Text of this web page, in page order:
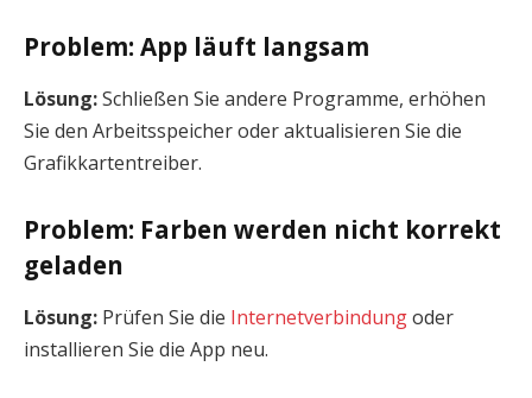
Problem: App läuft langsam
Lösung:Schließen Sie andere Programme, erhöhen
Sie den Arbeitsspeicher oder aktualisieren Sie die
Grafikkartentreiber.
Problem: Farben werden nicht korrekt
geladen
Lösung: Prüfen Sie die Internetverbindungoder
installieren Sie die App neu.